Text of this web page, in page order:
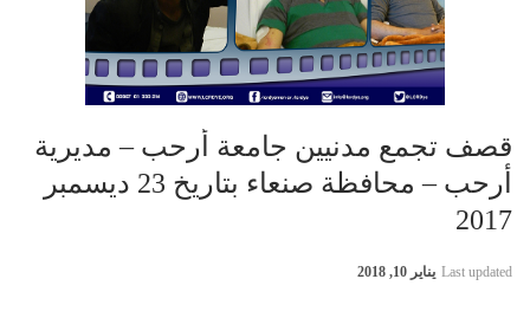
قصف تجمع مدنيين جامعة أرحب – مديرية
أرحب – محافظة صنعاء بتاريخ 23 ديسمبر
2017
Last updated يناير 10, 2018